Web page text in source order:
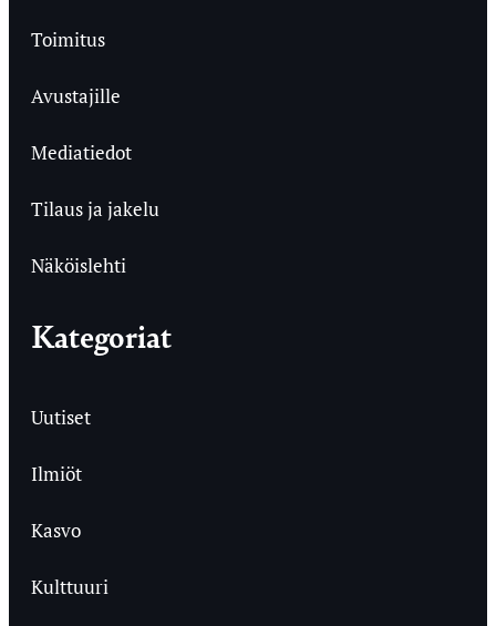
Toimitus
Avustajille
Mediatiedot
Tilaus ja jakelu
Näköislehti
Kategoriat
Uutiset
Ilmiöt
Kasvo
Kulttuuri